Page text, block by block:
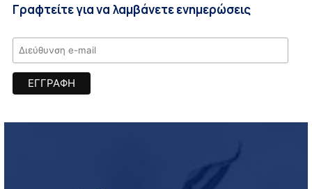
Γραφτείτε για να λαμβάνετε ενημερώσεις